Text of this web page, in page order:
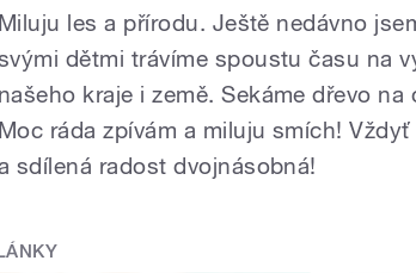
Miluju les a přírodu. Ještě nedávno
dětmi trávíme spoustu času na
našeho kraje i země. Sekáme dřevo
Moc ráda zpívám a miluju smích!
sdílená radost dvojnásobná!